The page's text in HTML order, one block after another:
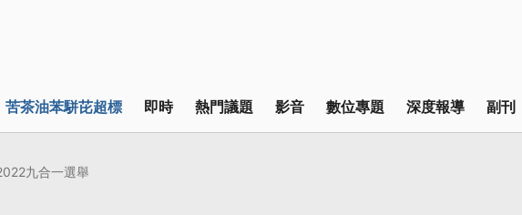
苦茶油苯駢芘超標 即時 熱門議題 影音 數位專題 深度報導 副刊
九合一選舉